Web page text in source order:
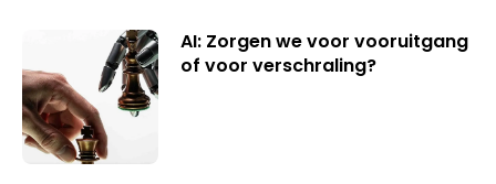
AI: Zorgen we voor vooruitgang
of voor verschraling?